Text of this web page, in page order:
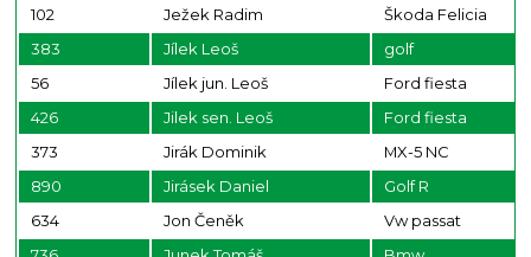
102 Ježek Radim
Škoda Felicia
383
Jílek Leoš
golf
56
Jílek jun. Leoš
Ford fiesta
426
Jilek sen. Leoš
Ford fiesta
373
Jirák Dominik
MX-5 NC
890
Jirásek Daniel
Golf R
634
Jon Čeněk
Vw passat